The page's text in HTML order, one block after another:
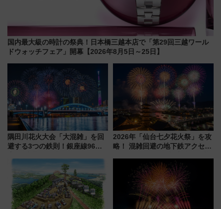
国内最大級の時計の祭典！日本橋三越本店で「第29回三越ワール
ドウォッチフェア」開幕【2026年8月5日～25日】
隅田川花火大会「大混雑」を回
避する3つの鉄則！銀座線96本
ツリー駅の規制まとめ 7/25開催
（2026年）
2026年「仙台七夕花火祭」を攻
略！ 混雑回避の地下鉄アクセス
火前に楽しむ仙台観光ルートま
で解説！